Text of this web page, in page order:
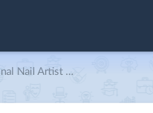
Adelinee Studio Lash Brow Nail & Wax